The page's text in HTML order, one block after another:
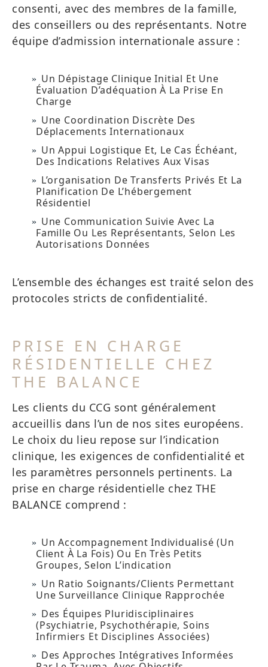
consenti, avec des membres de la famille,
des conseillers ou des représentants. Notre
équipe d’admission internationale assure :
Un Dépistage Clinique Initial Et Une
Évaluation D’adéquation À La Prise En
Charge
Une Coordination Discrète Des
Déplacements Internationaux
Un Appui Logistique Et, Le Cas Échéant,
Des Indications Relatives Aux Visas
L’organisation De Transferts Privés Et La
Planification De L’hébergement
Résidentiel
Une Communication Suivie Avec La
Famille Ou Les Représentants, Selon Les
Autorisations Données
L’ensemble des échanges est traité selon des
protocoles stricts de confidentialité.
PRISE EN CHARGE
RÉSIDENTIELLE CHEZ
THE BALANCE
Les clients du CCG sont généralement
accueillis dans l’un de nos sites européens.
Le choix du lieu repose sur l’indication
clinique, les exigences de confidentialité et
les paramètres personnels pertinents. La
prise en charge résidentielle chez THE
BALANCE comprend :
Un Accompagnement Individualisé (un
Client À La Fois) Ou En Très Petits
Groupes, Selon L’indication
Un Ratio Soignants/clients Permettant
Une Surveillance Clinique Rapprochée
Des Équipes Pluridisciplinaires
(psychiatrie, Psychothérapie, Soins
Infirmiers Et Disciplines Associées)
Des Approches Intégratives Informées